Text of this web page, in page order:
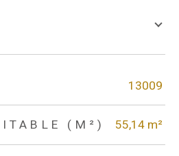
TRAD_ZEPHYR_Valeurs13009
(M²) 55,14 m²